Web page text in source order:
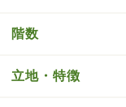
階数
立地・特徴